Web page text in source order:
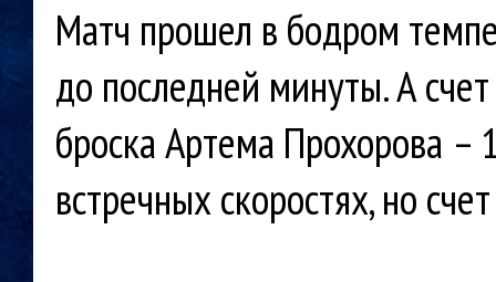
Матч прошел в бодром
до последней минуты. А
броска Артема Прохорова
встречных скоростях, но